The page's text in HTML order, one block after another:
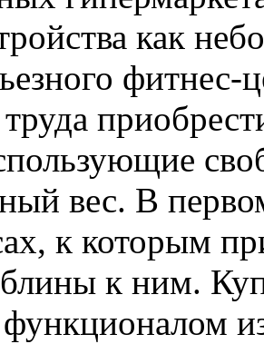
как
вес. В
к которым
к ним.